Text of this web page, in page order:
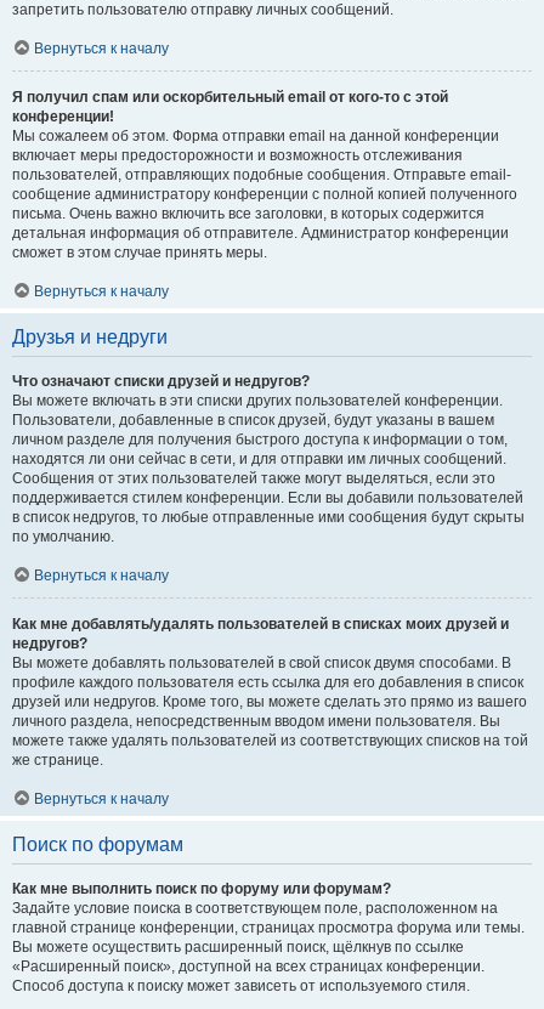
запретить пользователю отправку личных сообщений.
Вернуться к началу
Я получил спам или оскорбительный email от кого-то с этой
конференции!
Мы сожалеем об этом. Форма отправки email на данной конференции
включает меры предосторожности и возможность отслеживания
пользователей, отправляющих подобные сообщения. Отправьте email-
сообщение администратору конференции с полной копией полученного
письма. Очень важно включить все заголовки, в которых содержится
детальная информация об отправителе. Администратор конференции
сможет в этом случае принять меры.
Вернуться к началу
Друзья и недруги
Что означают списки друзей и недругов?
Вы можете включать в эти списки других пользователей конференции.
Пользователи, добавленные в список друзей, будут указаны в вашем
личном разделе для получения быстрого доступа к информации о том,
находятся ли они сейчас в сети, и для отправки им личных сообщений.
Сообщения от этих пользователей также могут выделяться, если это
поддерживается стилем конференции. Если вы добавили пользователей
в список недругов, то любые отправленные ими сообщения будут скрыты
по умолчанию.
Вернуться к началу
Как мне добавлять/удалять пользователей в списках моих друзей и
недругов?
Вы можете добавлять пользователей в свой список двумя способами. В
профиле каждого пользователя есть ссылка для его добавления в список
друзей или недругов. Кроме того, вы можете сделать это прямо из вашего
личного раздела, непосредственным вводом имени пользователя. Вы
можете также удалять пользователей из соответствующих списков на той
же странице.
Вернуться к началу
Поиск по форумам
Как мне выполнить поиск по форуму или форумам?
Задайте условие поиска в соответствующем поле, расположенном на
главной странице конференции, страницах просмотра форума или темы.
Вы можете осуществить расширенный поиск, щёлкнув по ссылке
«Расширенный поиск», доступной на всех страницах конференции.
Способ доступа к поиску может зависеть от используемого стиля.